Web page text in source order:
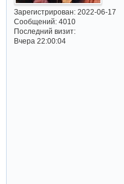
Зарегистрирован: 2022-06-17
Сообщений:4010
Последний визит:
Вчера 22:00:04